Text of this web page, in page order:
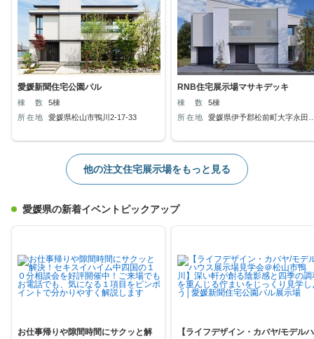
愛媛新聞住宅公園パル
棟数
5棟
所在地
愛媛県松山市鴨川2-17-33
RNB住宅展示場マサキデッキ
棟数
5棟
所在地
愛媛県伊予郡松前町大字永田
他の注文住宅展示場をもっと見る
愛媛県の新着イベントピックアップ
お仕事帰りや隙間時間にサクッと解
【ライフデザイン・カバヤ/モデルハ